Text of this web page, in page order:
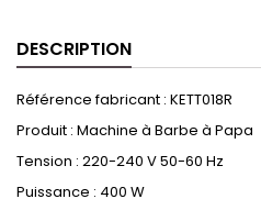
DESCRIPTION
Référence fabricant : KETT018R
Produit : Machine à Barbe à Papa
Tension : 220-240 V 50-60 Hz
Puissance : 400 W